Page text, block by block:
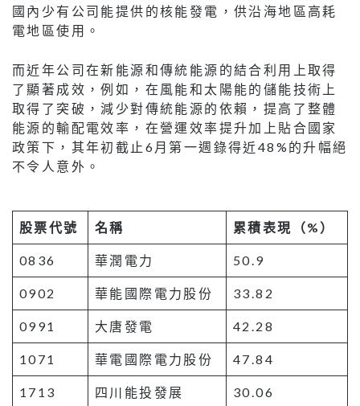
國內少有公司能提供的核能發電，供沿海地區高耗
電地區使用。
而近年公司在新能源和傳統能源的結合利用上取得
了顯著成效，例如，在風能和太陽能的儲能技術上
取得了突破，減少對傳統能源的依賴，提高了整體
能源的輸配電效率，在營運效率提升加上貼合國家
政策下，其年初截止6月第一週錄得近48%的升幅絕
不令人意外。
股票代號 名稱 累積表現（%）
0836 華潤電力 50.9
0902 華能國際電力股份 33.82
0991 大唐發電 42.28
1071 華電國際電力股份 47.84
1713 四川能投發展 30.06